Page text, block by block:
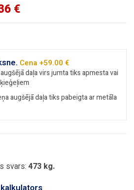
€
is:
Cena +59.00 €
daļa virs jumta tiks apmesta vai
augšējā daļa tiks pabeigta ar metāla
svars: 473 kg.